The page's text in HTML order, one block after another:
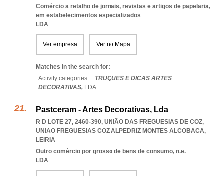
Comércio a retalho de jornais, revistas e artigos de papelaria,
em estabelecimentos especializados
LDA
Ver empresa Ver no Mapa
Matches in the search for:
Activity categories: ...TRUQUES E DICAS ARTES
DECORATIVAS, LDA...
Pastceram - Artes Decorativas, Lda
R D LOTE 27, 2460-390, UNIÃO DAS FREGUESIAS DE COZ,
UNIAO FREGUESIAS COZ ALPEDRIZ MONTES ALCOBACA,
LEIRIA
Outro comércio por grosso de bens de consumo, n.e.
LDA